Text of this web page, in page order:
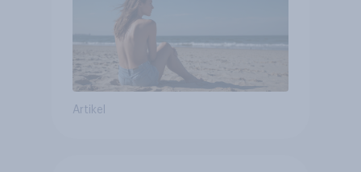
Artikel